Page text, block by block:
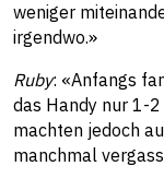
weniger
irgendwo.»
Ruby: «Anfangs
das Handy nur 1-
machten jedoch
manchmal